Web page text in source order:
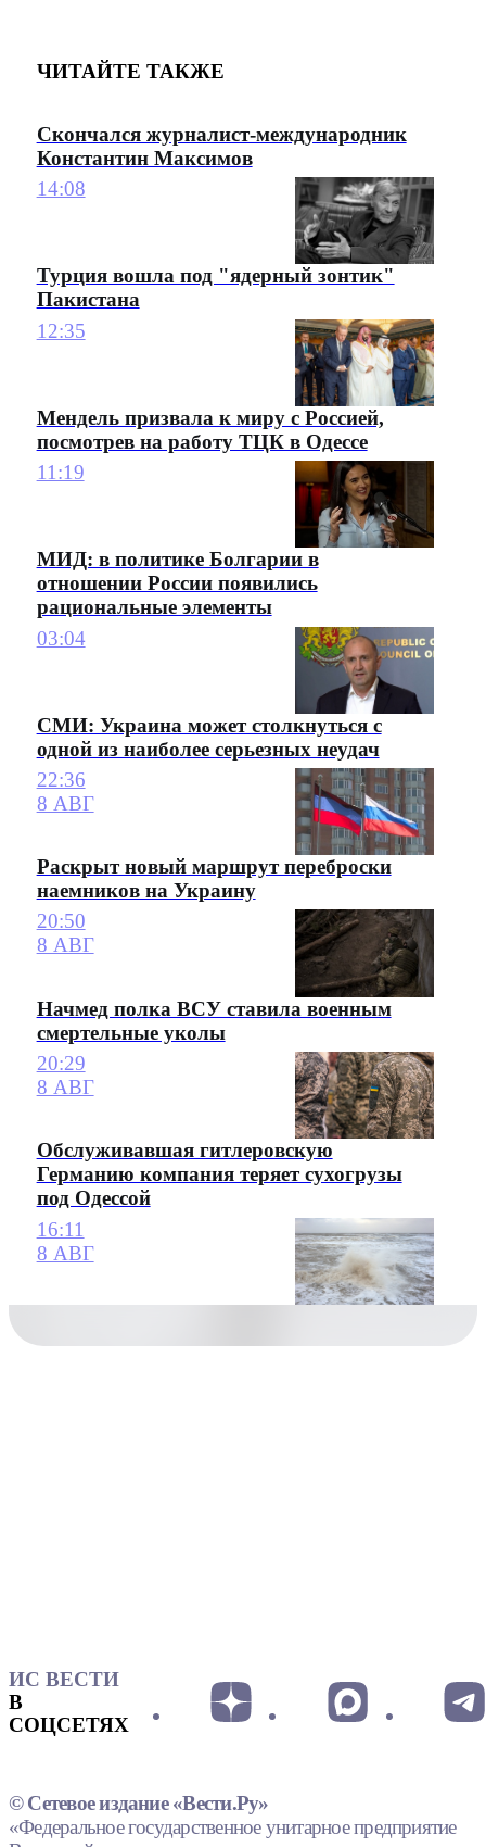
ЧИТАЙТЕ ТАКЖЕ
Скончался журналист-международник
Константин Максимов
14:08
Турция вошла под "ядерный зонтик"
Пакистана
12:35
Мендель призвала к миру с Россией,
посмотрев на работу ТЦК в Одессе
11:19
МИД: в политике Болгарии в
отношении России появились
рациональные элементы
03:04
СМИ: Украина может столкнуться с
одной из наиболее серьезных неудач
22:36
8 АВГ
Раскрыт новый маршрут переброски
наемников на Украину
20:50
8 АВГ
Начмед полка ВСУ ставила военным
смертельные уколы
20:29
8 АВГ
Обслуживавшая гитлеровскую
Германию компания теряет сухогрузы
под Одессой
16:11
8 АВГ
ИС ВЕСТИ
В
СОЦСЕТЯХ
© Сетевое издание «Вести.Ру»
«Федеральное государственное унитарное предприятие